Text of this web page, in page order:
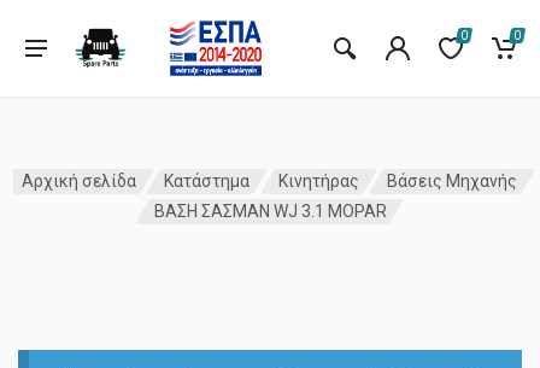
0 0
Αρχική σελίδα Κατάστημα Κινητήρας
Βάσεις Μηχανής
ΒΑΣΗ ΣΑΣΜΑΝ WJ 3.1 MOPAR